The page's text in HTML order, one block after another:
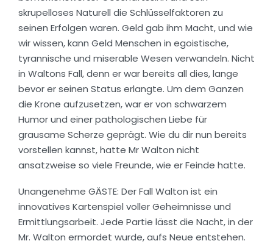
skrupelloses Naturell die Schlüsselfaktoren zu
seinen Erfolgen waren. Geld gab ihm Macht, und wie
wir wissen, kann Geld Menschen in egoistische,
tyrannische und miserable Wesen verwandeln. Nicht
in Waltons Fall, denn er war bereits all dies, lange
bevor er seinen Status erlangte. Um dem Ganzen
die Krone aufzusetzen, war er von schwarzem
Humor und einer pathologischen Liebe für
grausame Scherze geprägt. Wie du dir nun bereits
vorstellen kannst, hatte Mr Walton nicht
ansatzweise so viele Freunde, wie er Feinde hatte.
Unangenehme GÄSTE: Der Fall Walton ist ein
innovatives Kartenspiel voller Geheimnisse und
Ermittlungsarbeit. Jede Partie lässt die Nacht, in der
Mr. Walton ermordet wurde, aufs Neue entstehen.